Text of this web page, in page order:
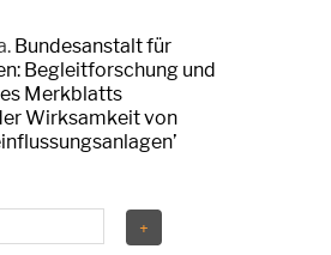
Bundesanstalt für
Begleitforschung und
Merkblatts
Wirksamkeit von